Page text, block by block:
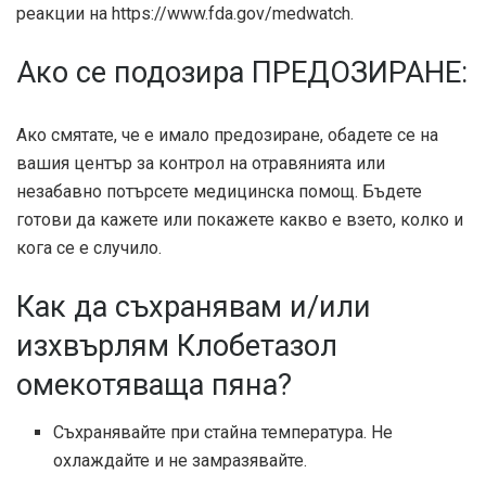
реакции на https://www.fda.gov/medwatch.
Ако се подозира ПРЕДОЗИРАНЕ:
Ако смятате, че е имало предозиране, обадете се на
вашия център за контрол на отравянията или
незабавно потърсете медицинска помощ. Бъдете
готови да кажете или покажете какво е взето, колко и
кога се е случило.
Как да съхранявам и/или
изхвърлям Клобетазол
омекотяваща пяна?
Съхранявайте при стайна температура. Не
охлаждайте и не замразявайте.